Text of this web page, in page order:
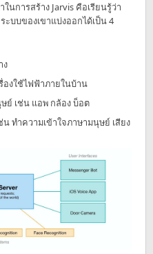
นการสร้าง Jarvis คือเรียนรู้ว่า
บบของเขาแบ่งออกได้เป็น 4
ง
องใช้ไฟฟ้าภายในบ้าน
ย์ เช่น แอพ กล้อง บ็อต
ทำความเข้าใจภาษามนุษย์ เสียง